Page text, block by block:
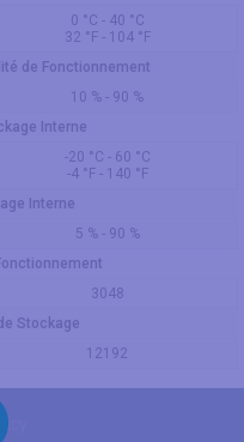
0 °C - 40 °C
32 °F - 104 °F
de Fonctionnement
10 % - 90 %
Interne
-20 °C - 60 °C
-4 °F - 140 °F
Interne
5 % - 90 %
3048
Stockage
12192